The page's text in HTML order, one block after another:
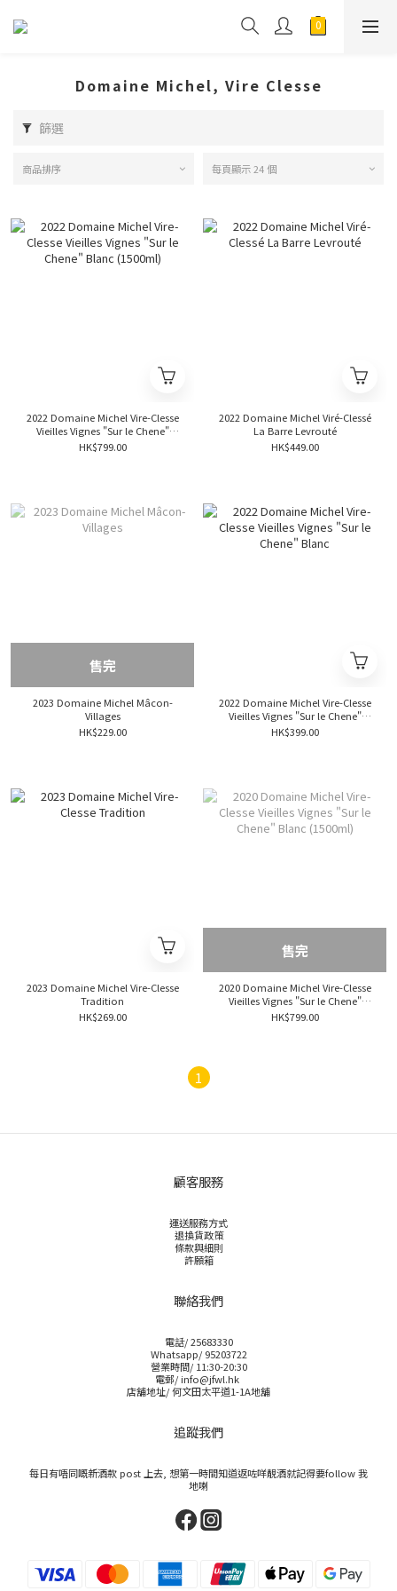
Domaine Michel, Vire Clesse
篩選
商品排序 每頁顯示 24 個
2022 Domaine Michel Vire-Clesse
Vieilles Vignes "Sur le Chene"
Blanc (1500ml)
HK$799.00
2022 Domaine Michel Viré-Clessé
La Barre Levrouté
HK$449.00
售完
2023 Domaine Michel Mâcon-
Villages
HK$229.00
2022 Domaine Michel Vire-Clesse
Vieilles Vignes "Sur le Chene"
Blanc
HK$399.00
2023 Domaine Michel Vire-Clesse
Tradition
HK$269.00
售完
2020 Domaine Michel Vire-Clesse
Vieilles Vignes "Sur le Chene"
Blanc (1500ml)
HK$799.00
1
顧客服務
運送服務方式
退換貨政策
條款與細則
許願箱
聯絡我們
電話/ 25683330
Whatsapp/ 95203722
營業時間/ 11:30-20:30
電郵/ info@jfwl.hk
店舖地址/ 何文田太平道1-1A地舖
追蹤我們
每日有唔同嘅新酒款 post 上去, 想第一時間知道返咗咩靚酒就記得要follow 我
地喇